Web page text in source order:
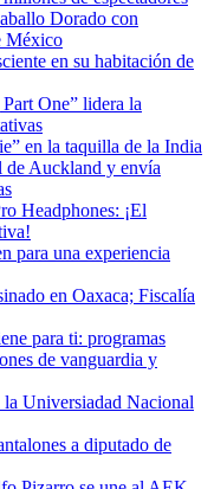
Dorado con
México
en su habitación de
One” lidera la
en la taquilla de la India
de Auckland y envía
Headphones: ¡El
para una experiencia
en Oaxaca; Fiscalía
para ti: programas
de vanguardia y
Universiadad Nacional
a diputado de